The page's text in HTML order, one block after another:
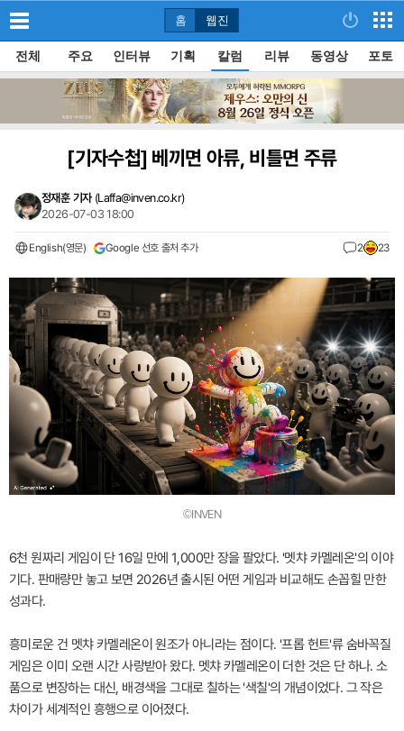
홈 웹진
전체 주요 인터뷰 기획 칼럼 리뷰 동영상 포토
[기자수첩]베끼면 아류, 비틀면 주류
정재훈 기자 (Laffa@inven.co.kr)
2026-07-03 18:00
English(영문) Google 선호 출처 추가 2 23
©INVEN
6천 원짜리 게임이 단 16일 만에 1,000만 장을 팔았다. '멧챠 카멜레온'의 이야
기다. 판매량만 놓고 보면 2026년 출시된 어떤 게임과 비교해도 손꼽힐 만한
성과다.
흥미로운 건 멧챠 카멜레온이 원조가 아니라는 점이다. '프롭 헌트'류 숨바꼭질
게임은 이미 오랜 시간 사랑받아 왔다. 멧챠 카멜레온이 더한 것은 단 하나. 소
품으로 변장하는 대신, 배경색을 그대로 칠하는 '색칠'의 개념이었다. 그 작은
차이가 세계적인 흥행으로 이어졌다.